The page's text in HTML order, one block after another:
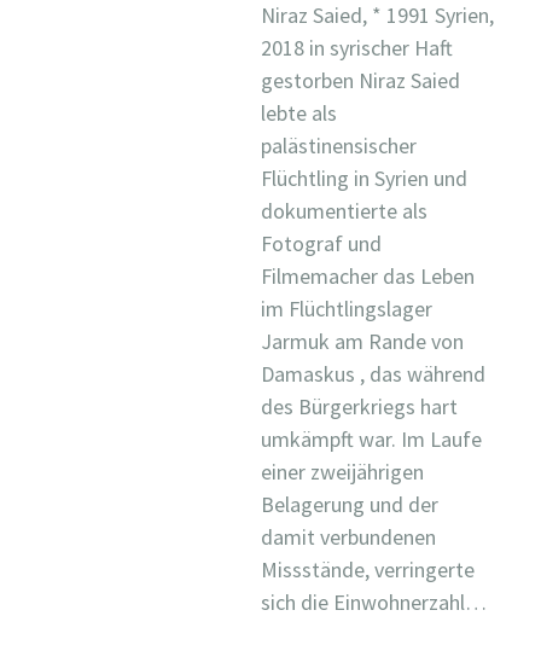
Niraz Saied, * 1991 Syrien,
2018 in syrischer Haft
gestorben Niraz Saied
lebte als
palästinensischer
Flüchtling in Syrien und
dokumentierte als
Fotograf und
Filmemacher das Leben
im Flüchtlingslager
Jarmuk am Rande von
Damaskus , das während
des Bürgerkriegs hart
umkämpft war. Im Laufe
einer zweijährigen
Belagerung und der
damit verbundenen
Missstände, verringerte
sich die Einwohnerzahl…